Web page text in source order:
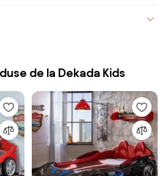
de la Dekada Kids